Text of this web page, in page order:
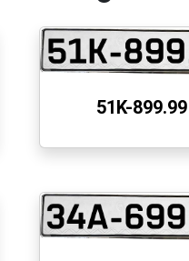
51K-899.99